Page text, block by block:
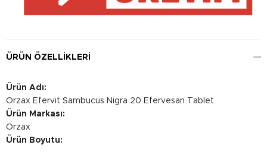
ÜRÜN ÖZELLIKLERI
Ürün Adı:
Orzax Efervit Sambucus Nigra 20 Efervesan Tablet
Ürün Markası:
Orzax
Ürün Boyutu: